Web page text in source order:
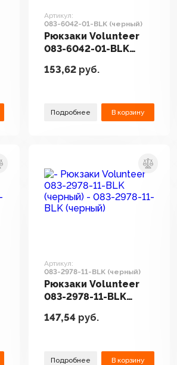
Артикул:
083-6042-01-BLK (черный)
Рюкзаки Volunteer
083-6042-01-BLK
153,62руб.
Подробнее В корзину
Артикул:
083-2978-11-BLK (черный)
Рюкзаки Volunteer
083-2978-11-BLK
147,54руб.
Подробнее В корзину